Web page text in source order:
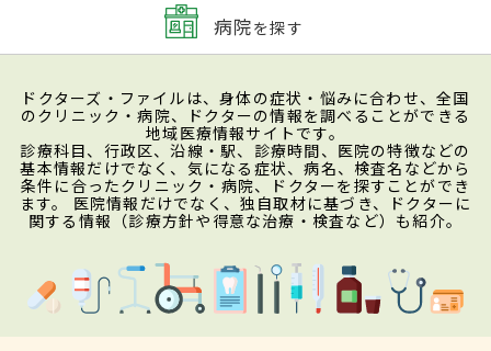
病院を探す
ドクターズ・ファイルは、身体の症状・悩みに合わせ、全国
のクリニック・病院、ドクターの情報を調べることができる
地域医療情報サイトです。
診療科目、行政区、沿線・駅、診療時間、医院の特徴などの
基本情報だけでなく、気になる症状、病名、検査名などから
条件に合ったクリニック・病院、ドクターを探すことができ
ます。 医院情報だけでなく、独自取材に基づき、ドクターに
関する情報（診療方針や得意な治療・検査など）も紹介。